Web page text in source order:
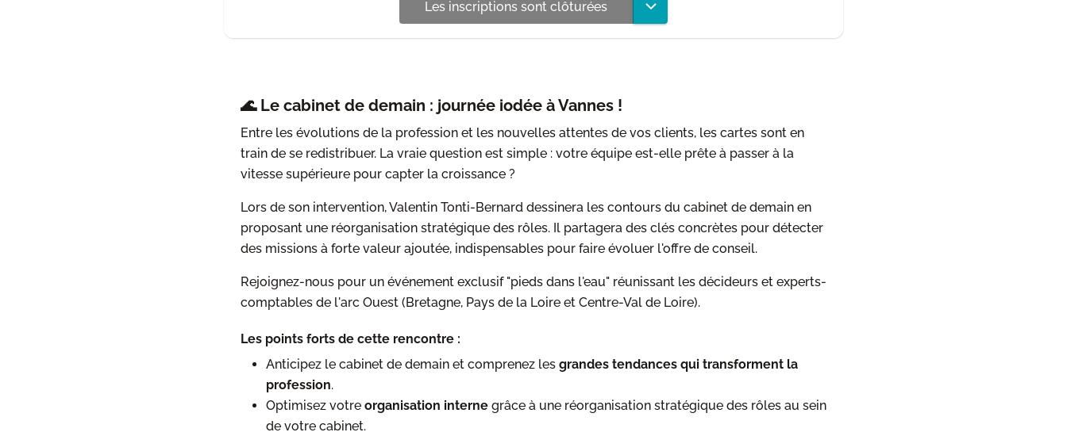
Les inscriptions sont clôturées
🌊 Le cabinet de demain : journée iodée à Vannes !
Entre les évolutions de la profession et les nouvelles attentes de vos clients, les cartes sont en
train de se redistribuer. La vraie question est simple : votre équipe est-elle prête à passer à la
vitesse supérieure pour capter la croissance ?
Lors de son intervention, Valentin Tonti-Bernard dessinera les contours du cabinet de demain en
proposant une réorganisation stratégique des rôles. Il partagera des clés concrètes pour détecter
des missions à forte valeur ajoutée, indispensables pour faire évoluer l'offre de conseil.
Rejoignez-nous pour un événement exclusif "pieds dans l'eau" réunissant les décideurs et experts-
comptables de l'arc Ouest (Bretagne, Pays de la Loire et Centre-Val de Loire).
Les points forts de cette rencontre :
Anticipez le cabinet de demain et comprenez les grandes tendances qui transforment la
profession.
Optimisez votre organisation interne grâce à une réorganisation stratégique des rôles au sein
de votre cabinet.